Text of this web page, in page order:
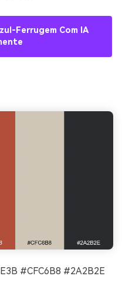
Ferrugem Com IA
#CFC6B8 #2A2B2E